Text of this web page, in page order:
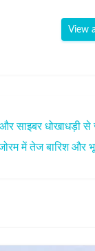
View
साइबर धोखाधड़ी से
में तेज बारिश और